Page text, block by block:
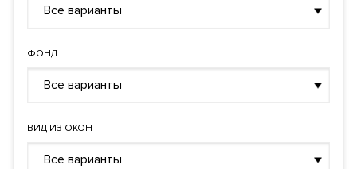
Все варианты
ФОНД
Все варианты
ВИД ИЗ ОКОН
Все варианты